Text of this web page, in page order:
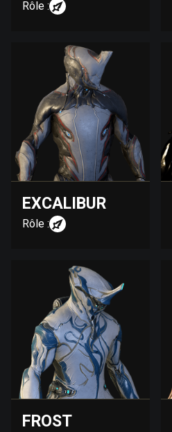
Rôle :
EXCALIBUR
Rôle :
FROST